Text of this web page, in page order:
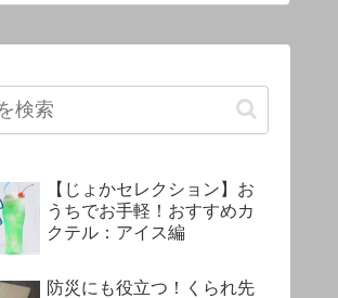
【じょかセレクション】お
うちでお手軽！おすすめカ
クテル：アイス編
防災にも役立つ！くられ先